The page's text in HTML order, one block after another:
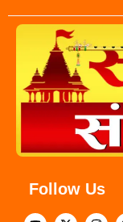
Follow Us